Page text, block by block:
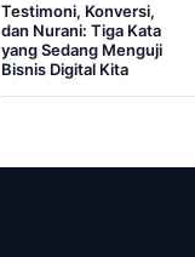
Testimoni, Konversi,
dan Nurani: Tiga Kata
yang Sedang Menguji
Bisnis Digital Kita